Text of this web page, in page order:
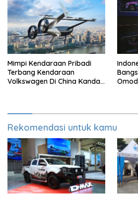
Mimpi Kendaraan Pribadi
Terbang Kendaraan
Volkswagen Di China Kandas
Rekomendasi untuk kamu